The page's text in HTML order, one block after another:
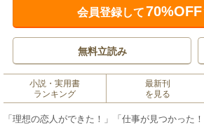
会員登録して70%OFF
無料立読み
小説・実用書
ランキング
最新刊
を見る
「理想の恋人ができた！」「仕事が見つかった